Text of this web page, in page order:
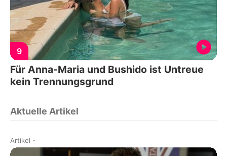
9
Für Anna-Maria und Bushido ist Untreue
kein Trennungsgrund
Aktuelle Artikel
Artikel -